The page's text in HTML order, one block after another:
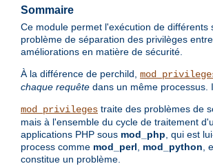
Sommaire
Ce module permet l'exécution de
problème de séparation des privilèges
améliorations en matière de sécurité.
À la différence de perchild,
chaque requête dans un même processus.
mod_privileges traite des problèmes de
mais à l'ensemble du cycle de traitement
applications PHP sous mod_php, qui est
process comme mod_perl, mod_python,
constitue un problème.